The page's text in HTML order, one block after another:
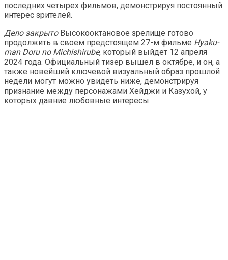
последних четырех фильмов, демонстрируя постоянный
интерес зрителей.
Дело закрытоВысокооктановое зрелище готово
продолжить в своем предстоящем 27-м фильме Hyaku-
man Doru no Michishirube, который выйдет 12 апреля
2024 года. Официальный тизер вышел в октябре, и он, а
также новейший ключевой визуальный образ прошлой
недели могут можно увидеть ниже, демонстрируя
признание между персонажами Хейджи и Казухой, у
которых давние любовные интересы.